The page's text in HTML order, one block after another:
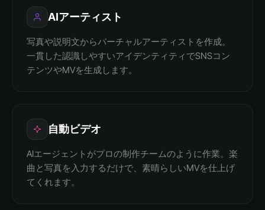
AIアーティスト
写真や説明文からバーチャルアーティストを作成。
一貫した認識しやすいアイデンティティでSNSコン
テンツやMVを生成します。
自動ビデオ
AIエージェントがプロの制作チームのように作業。楽
曲と写真を入力するだけで、素晴らしいMVを仕上げ
てくれます。